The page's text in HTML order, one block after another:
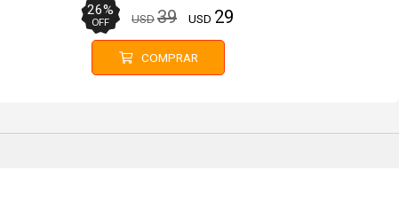
26%
OFF USD39 USD 29
COMPRAR